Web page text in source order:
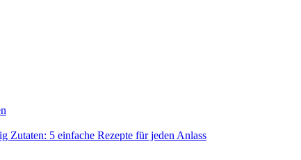
Zutaten: 5 einfache Rezepte für jeden Anlass